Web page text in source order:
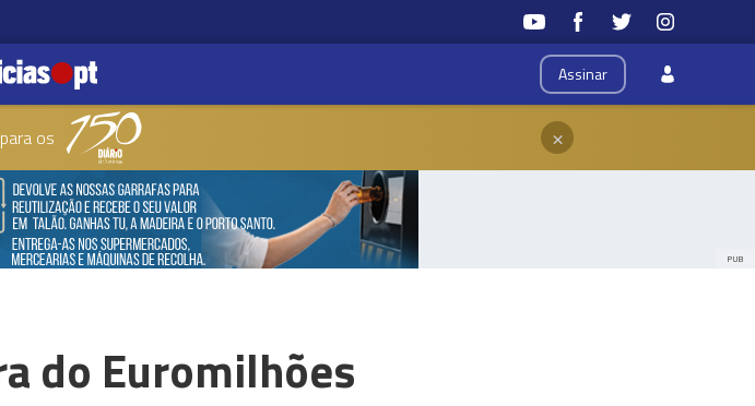
Assinar
para os ×
PUB
do Euromilhões